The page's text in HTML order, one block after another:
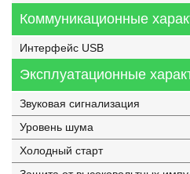
Коммуникационные
Интерфейс USB
Эксплуатационные
Звуковая сигнализация
Уровень шума
Холодный старт